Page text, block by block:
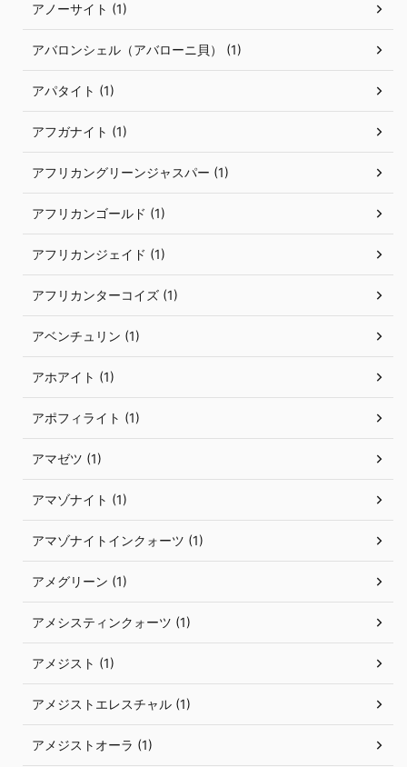
アノーサイト (1)
アバロンシェル（アバローニ貝） (1)
アパタイト (1)
アフガナイト (1)
アフリカングリーンジャスパー (1)
アフリカンゴールド (1)
アフリカンジェイド (1)
アフリカンターコイズ (1)
アベンチュリン (1)
アホアイト (1)
アポフィライト (1)
アマゼツ (1)
アマゾナイト (1)
アマゾナイトインクォーツ (1)
アメグリーン (1)
アメシスティンクォーツ (1)
アメジスト (1)
アメジストエレスチャル (1)
アメジストオーラ (1)